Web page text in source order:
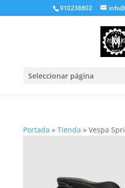
910238802
Seleccionar página
Portada » Tienda » Vespa